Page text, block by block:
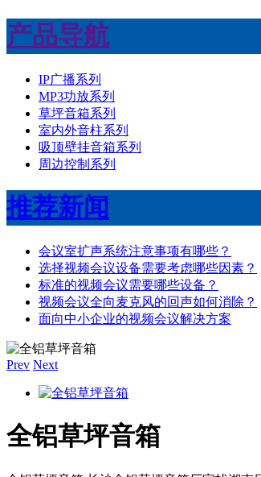
产品导航
IP广播系列
MP3功放系列
草坪音箱系列
室内外音柱系列
吸顶壁挂音箱系列
周边控制系列
推荐新闻
会议室扩声系统注意事项有哪些？
选择视频会议设备需要考虑哪些因素？
标准的视频会议需要哪些设备？
视频会议全向麦克风的回声如何消除？
面向中小企业的视频会议解决方案
Prev Next
全铝草坪音箱